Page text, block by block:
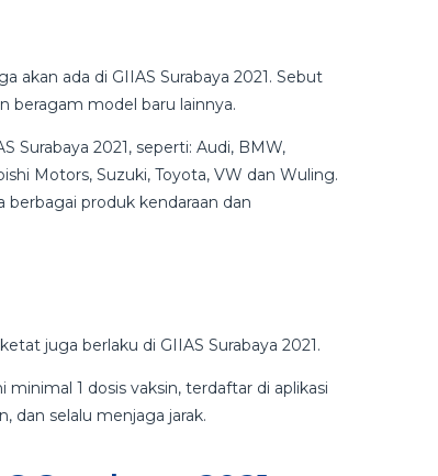
akan ada di GIIAS Surabaya 2021. Sebut
beragam model baru lainnya.
Surabaya 2021, seperti: Audi, BMW,
Motors, Suzuki, Toyota, VW dan Wuling.
berbagai produk kendaraan dan
juga berlaku di GIIAS Surabaya 2021.
1 dosis vaksin, terdaftar di aplikasi
dan selalu menjaga jarak.